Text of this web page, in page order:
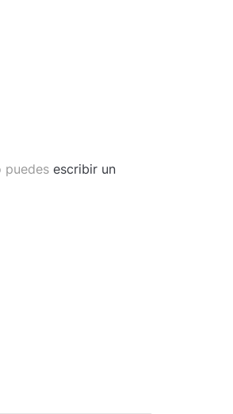
puedes escribir un